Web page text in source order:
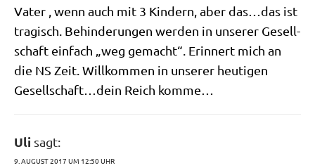
Vater , wenn auch mit 3 Kin­dern, aber das…das ist
tra­gisch. Behin­de­run­gen wer­den in unse­rer Gesell­
schaft ein­fach „weg gemacht“. Erin­nert mich an
die NS Zeit. Will­kom­men in unse­rer heu­ti­gen
Gesellschaft…dein Reich komme…
Uli sagt:
9. AUGUST 2017 UM 12:50 UHR